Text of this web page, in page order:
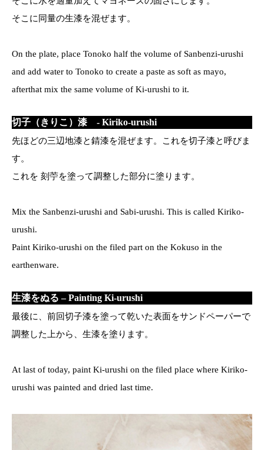
そこに同量の生漆を混ぜます。
On the plate, place Tonoko half the volume of Sanbenzi-urushi
and add water to Tonoko to create a paste as soft as mayo,
afterthat mix the same volume of Ki-urushi to it.
切子（きりこ）漆 - Kiriko-urushi
先ほどの三辺地漆と錆漆を混ぜます。これを切子漆と呼びま
す。
これを 刻苧を塗って調整した部分に塗ります。
Mix the Sanbenzi-urushi and Sabi-urushi. This is called Kiriko-
urushi.
Paint Kiriko-urushi on the filed part on the Kokuso in the
earthenware.
生漆をぬる – Painting Ki-urushi
最後に、前回切子漆を塗って乾いた表面をサンドペーパーで
調整した上から、生漆を塗ります。
At last of today, paint Ki-urushi on the filed place where Kiriko-
urushi was painted and dried last time.